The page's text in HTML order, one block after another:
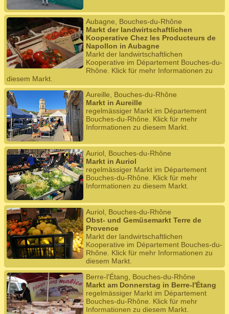
Aubagne, Bouches-du-Rhône
Markt der landwirtschaftlichen
Kooperative Chez les Producteurs de
Napollon in Aubagne
Markt der landwirtschaftlichen
Kooperative im Département Bouches-du-
Rhône. Klick für mehr Informationen zu
diesem Markt.
Aureille, Bouches-du-Rhône
Markt in Aureille
regelmässiger Markt im Département
Bouches-du-Rhône. Klick für mehr
Informationen zu diesem Markt.
Auriol, Bouches-du-Rhône
Markt in Auriol
regelmässiger Markt im Département
Bouches-du-Rhône. Klick für mehr
Informationen zu diesem Markt.
Auriol, Bouches-du-Rhône
Obst- und Gemüsemarkt Terre de
Provence
Markt der landwirtschaftlichen
Kooperative im Département Bouches-du-
Rhône. Klick für mehr Informationen zu
diesem Markt.
Berre-l'Étang, Bouches-du-Rhône
Markt am Donnerstag in Berre-l'Étang
regelmässiger Markt im Département
Bouches-du-Rhône. Klick für mehr
Informationen zu diesem Markt.